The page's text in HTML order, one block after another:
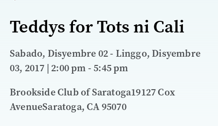
Teddys for Tots ni Cali
Sabado, Disyembre 02 - Linggo, Disyembre
03, 2017 | 2:00 pm - 5:45 pm
Brookside Club of Saratoga19127 Cox
AvenueSaratoga, CA 95070